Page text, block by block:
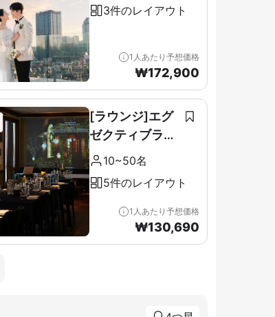
3件のレイアウト
1人あたり予想価格
₩172,900
[ラウンジ]エグ
ゼクティブラウ
ンジ＆テラス全
10~50名
5件のレイアウト
1人あたり予想価格
₩130,690